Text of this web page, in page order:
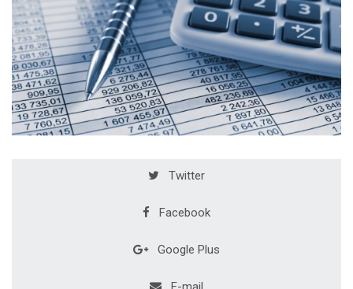
Twitter
Facebook
Google Plus